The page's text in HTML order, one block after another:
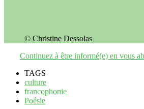
© Christine Dessolas
Continuez à être informé(e) en vous
TAGS
culture
francophonie
Poésie